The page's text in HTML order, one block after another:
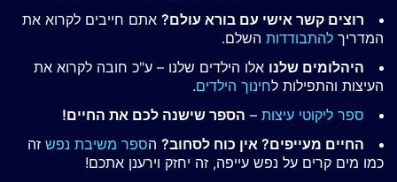
רוצים קשר אישי עם בורא עולם? אתם חייבים לקרוא את
המדריך להתבודדות השלם.
היהלומים שלנו אלו הילדים שלנו – ע"כ חובה לקרוא את
העיצות והתפילות לחינוך הילדים.
ספר ליקוטי עיצות – הספר שישנה לכם את החיים!
החיים מעייפים? אין כוח לסחוב? הספר משיבת נפש זה
כמו מים קרים על נפש עייפה, זה יחזק וירענן אתכם!